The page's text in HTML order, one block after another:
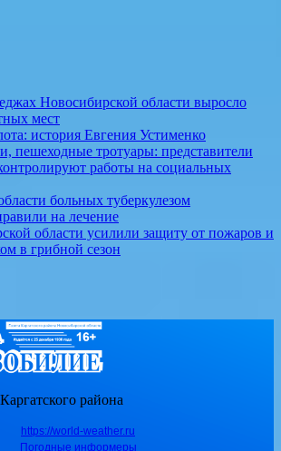
Новосибирской области выросло
мест
история Евгения Устименко
пешеходные тротуары: представители
работы на социальных
больных туберкулезом
на лечение
области усилили защиту от пожаров и
в грибной сезон
района
https://world-weather.ru
Погодные информеры